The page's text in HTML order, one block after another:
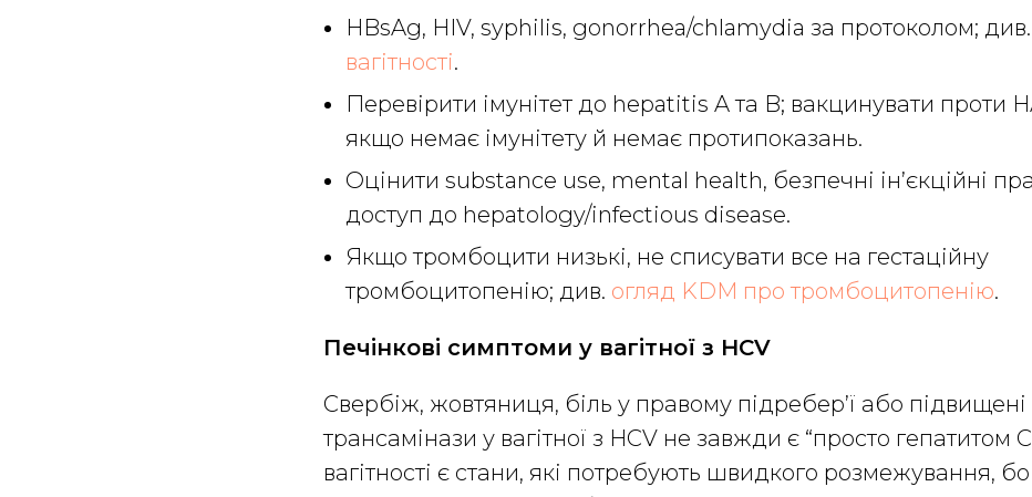
HBsAg, HIV, syphilis, gonorrhea/chlamydia за протоколом; див.
вагітності.
Перевірити імунітет до hepatitis A та B; вакцинувати проти
якщо немає імунітету й немає протипоказань.
Оцінити substance use, mental health, безпечні ін’єкційні
доступ до hepatology/infectious disease.
Якщо тромбоцити низькі, не списувати все на гестаційну
тромбоцитопенію; див. огляд KDM про тромбоцитопенію.
Печінкові симптоми у вагітної з HCV
Свербіж, жовтяниця, біль у правому підребер’ї або підвищені
трансамінази у вагітної з HCV не завжди є “просто гепатитом
вагітності є стани, які потребують швидкого розмежування,